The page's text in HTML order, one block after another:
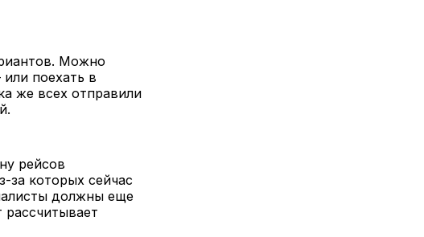
Можно
поехать в
же всех отправили
рейсов
за которых сейчас
должны еще
рассчитывает